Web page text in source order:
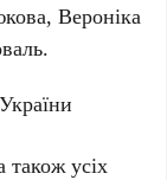
Вероніка
також усіх